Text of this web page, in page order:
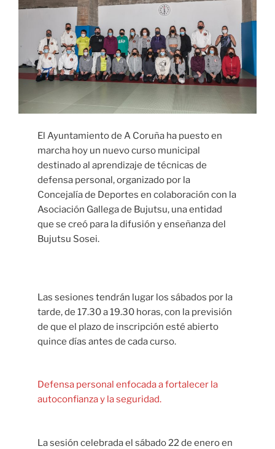
El Ayuntamiento de A Coruña ha puesto en
marcha hoy un nuevo curso municipal
destinado al aprendizaje de técnicas de
defensa personal, organizado por la
Concejalía de Deportes en colaboración con la
Asociación Gallega de Bujutsu, una entidad
que se creó para la difusión y enseñanza del
Bujutsu Sosei.
Las sesiones tendrán lugar los sábados por la
tarde, de 17.30 a 19.30 horas, con la previsión
de que el plazo de inscripción esté abierto
quince días antes de cada curso.
Defensa personal enfocada a fortalecer la
autoconfianza y la seguridad.
La sesión celebrada el sábado 22 de enero en